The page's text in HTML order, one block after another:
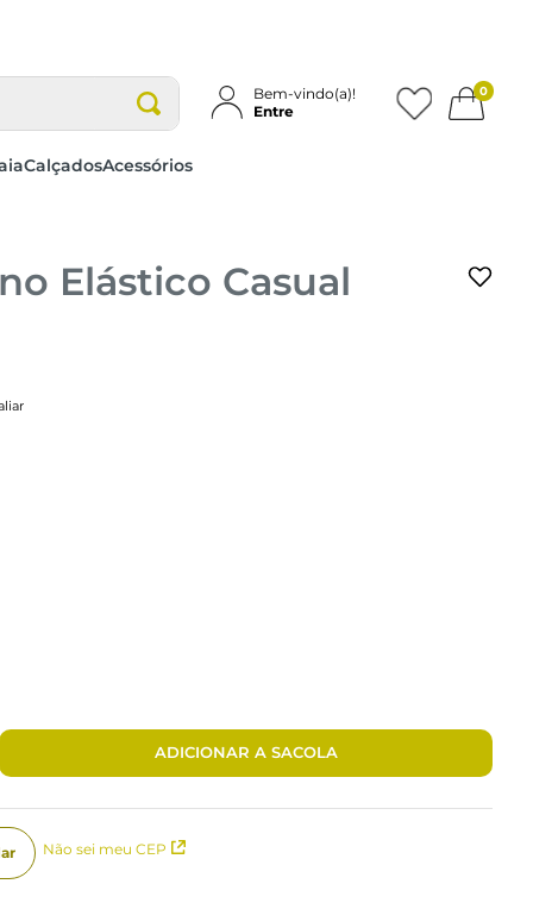
Bem-vindo(a)!
Entre
0
CalçadosAcessórios
Elástico Casual
ADICIONAR A SACOLA
Não sei meu CEP